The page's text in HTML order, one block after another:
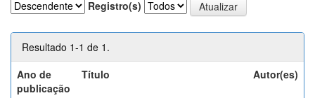
Registro(s)
Resultado 1-1 de 1.
Ano de
publicação
Título Autor(es)